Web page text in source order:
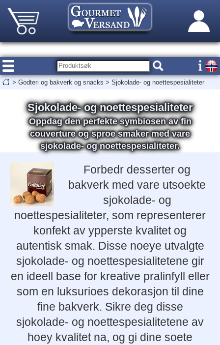
> Godteri og bakverk og snacks > Sjokolade- og noettespesialiteter
Sjokolade- og noettespesialiteter
Oppdag den perfekte symbiosen av fin
couverture og sproe smaker med vare
sjokolade- og noettespesialiteter.
Forbedr desserter og
bakverk med vare utsoekte
sjokolade- og
noettespesialiteter, som representerer
konfekt av ypperste kvalitet og
autentisk smak. Disse noeye utvalgte
sjokolade- og noettespesialitetene gir
en ideell base for kreative pralinfyll eller
som en luksurioes dekorasjon til dine
fine bakverk. Sikre deg disse
sjokolade- og noettespesialitetene av
hoey kvalitet na, og gi dine soete